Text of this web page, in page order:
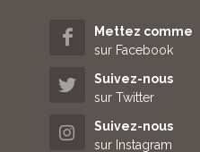
Mettez comme
sur Facebook
Suivez-nous
sur Twitter
Suivez-nous
sur Instagram